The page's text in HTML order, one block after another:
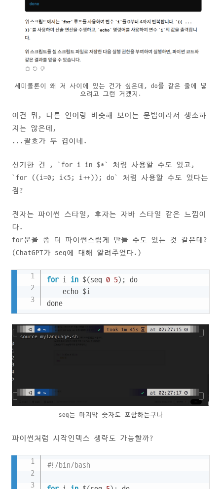
세미콜론이 왜 저 사이에 있는 건가 싶은데, do를 같은 줄에 넣
으려고 그런 거겠지.
이건 뭐, 다른 언어랑 비슷해 보이는 문법이라서 생소하
지는 않은데,
...괄호가 두 겹이네.
신기한 건 , `for i in $*` 처럼 사용할 수도 있고,
`for ((i=0; i<5; i++)); do` 처럼 사용할 수도 있다는
점?
전자는 파이썬 스타일, 후자는 자바 스타일 같은 느낌이
다.
for문을 좀 더 파이썬스럽게 만들 수도 있는 것 같은데?
(ChatGPT가 seq에 대해 알려주었다.)
for i in $(seq 0 5) ; do
    echo $i
done
seq는 마지막 숫자도 포함하는구나
파이썬처럼 시작인덱스 생략도 가능할까?
#!/bin/bash